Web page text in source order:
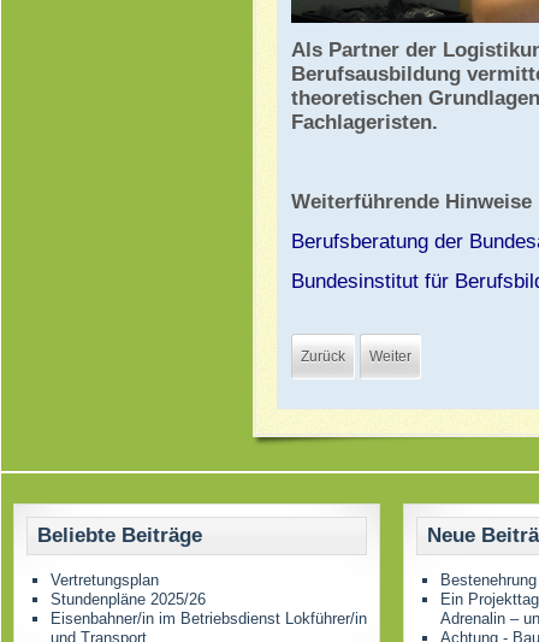
Als Partner der
Berufsausbildung
theoretischen
Fachlageristen.
Weiterführende Hinweise
Berufsberatung der
Bundesinstitut für
Zurück Weiter
Beliebte Beiträge
Vertretungsplan
Stundenpläne 2025/26
Eisenbahner/in im Betriebsdienst Lokführer/in
und Transport
Neue
Ein
Adrenalin –
Achtung -